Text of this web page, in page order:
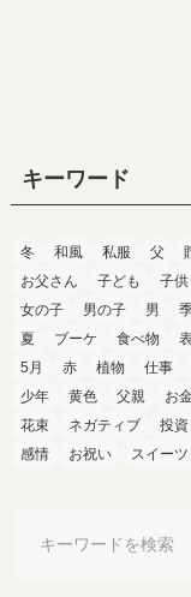
キーワード
冬 和風 私服 父
お父さん
子ども 子供
女の子
男の子 男
夏
ブーケ 食べ物
5月
赤 植物 仕事
少年
黄色 父親 お
花束
ネガティブ 投資
感情
お祝い スイーツ